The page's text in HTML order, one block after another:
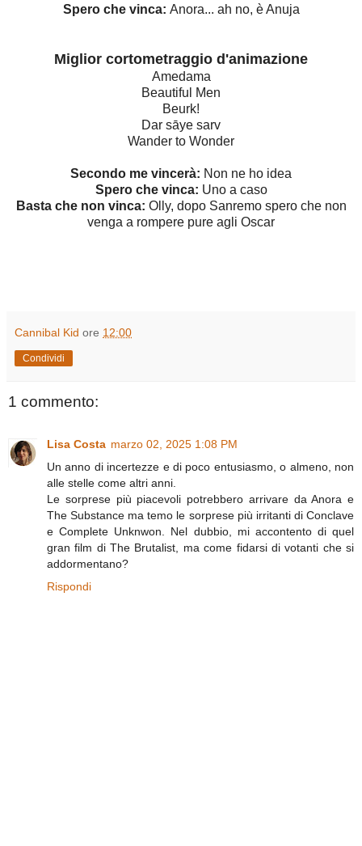
Spero che vinca: Anora... ah no, è Anuja
Miglior cortometraggio d'animazione
Amedama
Beautiful Men
Beurk!
Dar sāye sarv
Wander to Wonder
Secondo me vincerà: Non ne ho idea
Spero che vinca: Uno a caso
Basta che non vinca: Olly, dopo Sanremo spero che non
venga a rompere pure agli Oscar
Cannibal Kid ore 12:00
Condividi
1 commento:
Lisa Costa marzo 02, 2025 1:08 PM
Un anno di incertezze e di poco entusiasmo, o almeno, non
alle stelle come altri anni.
Le sorprese più piacevoli potrebbero arrivare da Anora e
The Substance ma temo le sorprese più irritanti di Conclave
e Complete Unknwon. Nel dubbio, mi accontento di quel
gran film di The Brutalist, ma come fidarsi di votanti che si
addormentano?
Rispondi